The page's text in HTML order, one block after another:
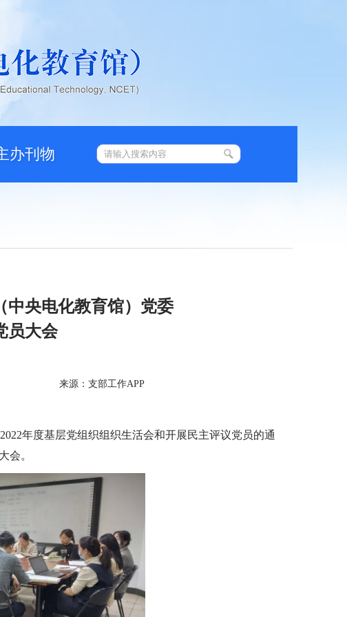
办刊物
中央电化教育馆）党委
员大会
来源：支部工作APP
年度基层党组织组织生活会和开展民主评议党员的通
会。